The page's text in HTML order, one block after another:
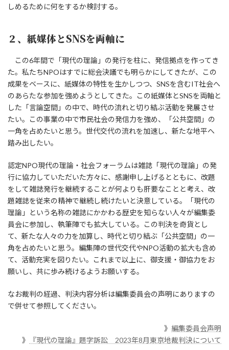
しめるために何をするか検討する。
２、紙媒体とSNSを両軸に
この6年間で「現代の理論」の発行を柱に、発信拠点を作ってき
た。私たちNPOはすでに総会決議でも明らかにしてきたが、この
成果をベースに、紙媒体の特性を生かしつつ、SNSを含むIT社会へ
のあらたな参加を強めようとしてきた。この紙媒体とSNSを両軸と
した「言論空間」の中で、時代の流れと切り結ぶ活動を発展させ
たい。この事業の中で市民社会の発信力を強め、「公共空間」の
一角を占めたいと思う。世代交代の流れを加速し、新たな地平へ
踏み出したい。
認定NPO現代の理論・社会フォーラムは雑誌「現代の理論」の発
行に協力していただいた方々に、感謝申し上げるとともに、改題
をして雑誌発行を継続することが何よりも肝要なことと考え、改
題雑誌を従来の精神で継続し続けたいと決意している。「現代の
理論」という名称の雑誌にかかわる歴史を知らない人々が編集委
員会に参加し、執筆陣でも拡大している。この判決を奇貨とし
て、新たな人々の力を加算し、時代と切り結ぶ「公共空間」の一
角を占めたいと思う。編集陣の世代交代やNPO活動の拡大も含め
て、活動充実を図りたい。これまで以上に、御支援・御協力をお
願いし、共に歩み続けるようお願いする。
なお裁判の経過、判決内容分析は編集委員会の声明にありますの
で併せて参照してください。
》 編集委員会声明
》
『現代の理論』題字訴訟 2023年8月東京地裁判決について